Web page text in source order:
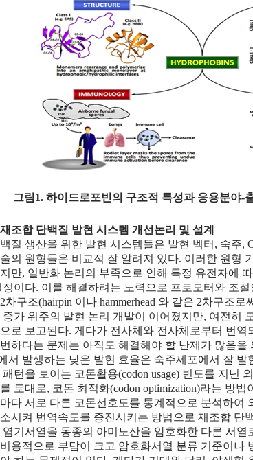
그림1. 하이드로포빈의 구조적 특성과 응용분야-
조합 단백질 발현 시스템 개선논리 및 설계
질 생산을 위한 발현 시스템들은 발현 벡터, 숙주,
의 원형들은 비교적 잘 알려져 있다. 이러한 원형
만, 일반화 논리의 부족으로 인해 특정 유전자에
정이다. 이를 해결하려는 노력으로 프로모터와 조
차구조(hairpin 이나 hammerhead 와 같은 2차구조
증가 위주의 발현 논리 개발이 이어졌지만, 여전히
로 보고된다. 게다가 전사체와 전사체로부터 번
하다는 문제는 아직도 해결해야 할 난제가 많음
서 발생하는 낮은 발현 효율은 숙주세포에서 잘
턴을 보이는 코돈활용(codon usage) 빈도를 지닌
토대로, 코돈 최적화(codon optimization)라는 방
다 서로 다른 코돈선호도를 통계적으로 분석하여
시켜 번역속도를 증진시키는 방법으로 재조합 단
염기서열을 동종의 아미노산을 암호화한 다른 서
용적으로 부담이 크고 암호화서열 분류 기준이나